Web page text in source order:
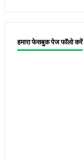
हमारा फेसबुक पेज फॉलो करें